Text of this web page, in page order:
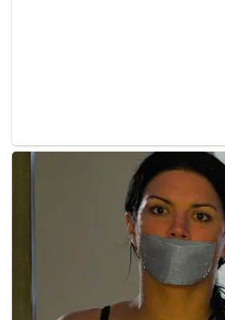
Lebih lanjut, ia menegaskan
Ditjen Gakkum bersama Korwas
melengkapi berkas perkara
dilakukan penuntutan oleh jaksa